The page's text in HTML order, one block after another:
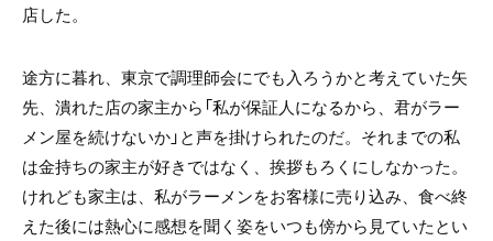
店した。
途方に暮れ、東京で調理師会にでも入ろうかと考えていた矢
先、潰れた店の家主から「私が保証人になるから、君がラー
メン屋を続けないか」と声を掛けられたのだ。それまでの私
は金持ちの家主が好きではなく、挨拶もろくにしなかった。
けれども家主は、私がラーメンをお客様に売り込み、食べ終
えた後には熱心に感想を聞く姿をいつも傍から見ていたとい